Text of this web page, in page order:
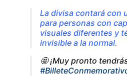
La divisa contará con
para personas con
visuales diferentes y
invisible a la normal.
🤩 ¡Muy pronto